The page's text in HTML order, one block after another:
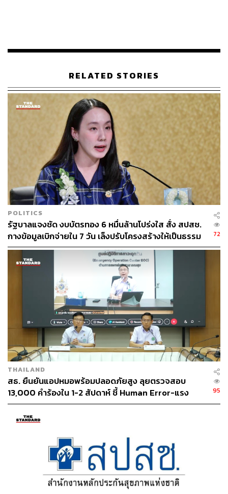
(9 ตุลาคม) 36 ล้านบาท โดยต้องมียอดเรียกคืนเงินประมาณ
ประมาณ 67 ล้านบาท ไม่ใช่ยอด 110 ล้านบาท ตามที่ พล.ต.
นพ.เหรียญทอง แน่นหนา ผู้อำนวยการโรงพยาบาลมงกุฎ
วัฒนะโพสต์
ก่อนหน้านี้ที่ผ่านมาก็ได้พูดคุยกับนายแพทย์เหรียญทองมา
ตลอด และยอมรับว่าทางโรงพยาบาลมงกุฎวัฒนะดูแลคนไข้
ดีเพียง แต่อาจมีข้อติดขัด ซึ่งทาง สปสช. ยินดีที่จะปรับ
ทพ.อรรถพร ยอมรับว่า ขณะนี้ สปสช. มียอดหนี้ค้างสถาน
พยาบาลทั่วประเทศรวมหลายพันล้านบาท ทั้งโรงพยาบาล
ของรัฐและเอกชน ซึ่งเป็นยอดไตรมาสสุดท้ายของปี ทำให้
ต้องมีการคำนวณอัตราการจ่ายใหม่จึงต้องใช้ระยะเวลา ส่วน
ใหญ่เป็นค่าบริการกลุ่มผู้ป่วยใน ขอยืนยันว่าไม่เกินวันศุกร์ 17
ตุลาคมนี้ ทุกโรงพยาบาลจะได้รับเงิน
ที่ผ่านมา สปสช. มีการปรับเปลี่ยนเกณฑ์การจ่ายเงินให้กับโรง
พยาบาลคู่สัญญา จึงทำให้เกิดข้อมูลที่คลาดเคลื่อนในการเบิก
จ่ายของโรงพยาบาล ทำให้ในปี 69 จะมีการพูดคุยกับสถาน
พยาบาลว่า จากนี้จะต้องหารือร่วมกับผู้ประกอบการก่อนการ
เปลี่ยนเกณฑ์เพื่อให้เกิดความเข้าใจที่ตรงกัน
ผู้สื่อข่าวได้สอบถามถึงสาเหตุที่ สปสช. จ่ายเงินล่าช้า
ทพ.อรรถพร ระบุว่า ไม่ใช่เพราะเงินไม่มี แต่ต้องทำคำขอเบิก
งบประมาณ 2 ปี ล่วงหน้า และปัจจุบันมีค่าใช้จ่ายส่วนผู้ป่วย
แอดมิตที่เพิ่มขึ้นจากโรคต่างๆ รวมถึงนโยบายจากภาครัฐที่
เกิดขึ้นกลางปี เช่น ฟอกไตฟรี ที่ใช้งบประมาณถึง 16,000
ล้านบาท
นพ.เหรียญทอง โผล่กลางวง บอกไม่เคยรับรู้ สปสช.
เปลี่ยนเกณฑ์คำนวณ
ผู้สื่อข่าวรายงานว่า ระหว่างที่มีการแถลงข่าว พล.ต.
นพ.เหรียญทอง ได้เดินทางมาร่วมฟังด้วยตนเอง พร้อมขอ
RELATED STORIES
POLITICS
รัฐบาลแจงชัด งบบัตรทอง 6 หมื่นล้านโปร่งใส สั่ง สปสช.
กางข้อมูลเบิกจ่ายใน 7 วัน เล็งปรับโครงสร้างให้เป็นธรรม
72
THAILAND
สธ. ยืนยันแอปหมอพร้อมปลอดภัยสูง ลุยตรวจสอบ
13,000 คำร้องใน 1-2 สัปดาห์ ชี้ Human Error-แรง
กดดัน KPI ทำคลาดเคลื่อน ยันไร้ทุจริตเบิกงบ
95